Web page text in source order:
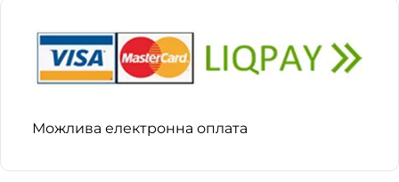
Можлива електронна оплата